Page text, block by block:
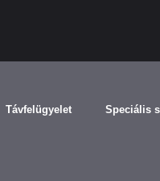
Távfelügyelet Speciális